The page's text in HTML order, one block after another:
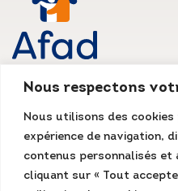
Nous respectons
Nous utilisons des
expérience de navigation,
contenus personnalisés et
cliquant sur « Tout
AFAD IDF
Siège social
135, rue du Mont Cenis
75018 Paris
Fax : 01 48 78 70 08